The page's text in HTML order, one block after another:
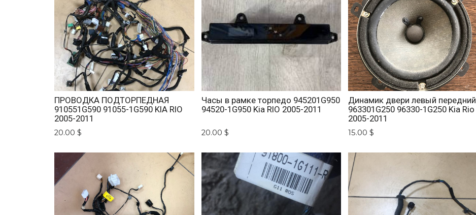
ПРОВОДКА ПОДТОРПЕДНАЯ
910551G590 91055-1G590 KIA RIO
2005-2011
20.00 $
Часы в рамке торпедо 945201G950
94520-1G950 Kia RIO 2005-2011
20.00 $
Динамик двери левый передний
963301G250 96330-1G250 Kia Rio
2005-2011
15.00 $